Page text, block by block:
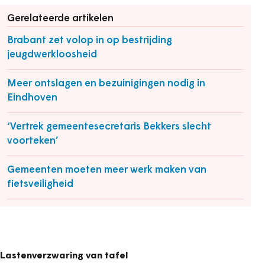
Gerelateerde artikelen
Brabant zet volop in op bestrijding
jeugdwerkloosheid
Meer ontslagen en bezuinigingen nodig in
Eindhoven
‘Vertrek gemeentesecretaris Bekkers slecht
voorteken’
Gemeenten moeten meer werk maken van
fietsveiligheid
Lastenverzwaring van tafel